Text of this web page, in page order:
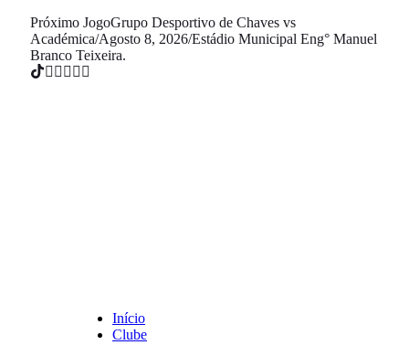
Próximo JogoGrupo Desportivo de Chaves vs
Académica/Agosto 8, 2026/Estádio Municipal Eng° Manuel
Branco Teixeira.
Início
Clube